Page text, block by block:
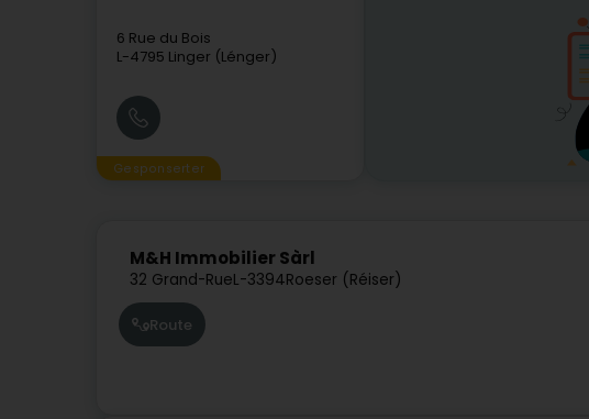
6 Rue du Bois
L-4795 Linger (Lénger)
Gesponserter
M&H Immobilier Sàrl
32 Grand-RueL-3394Roeser (Réiser)
Route